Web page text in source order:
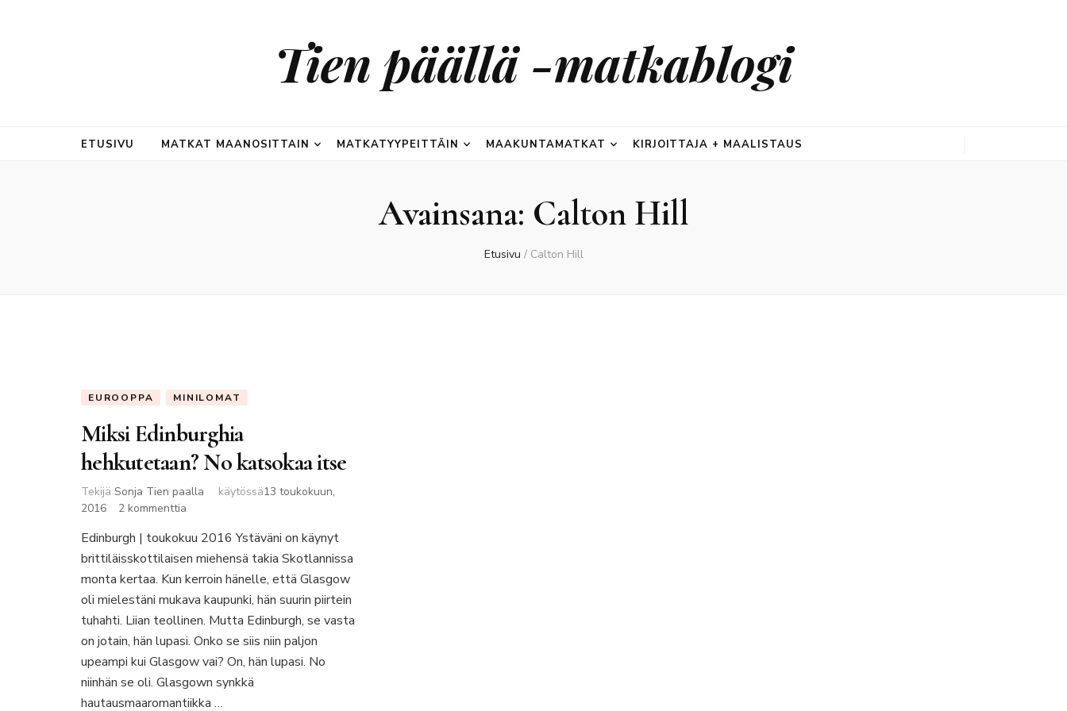
Tien päällä -matkablogi
ETUSIVU MATKAT MAANOSITTAIN MATKATYYPEITTÄIN MAAKUNTAMATKAT KIRJOITTAJA + MAALISTAUS
Avainsana: Calton Hill
Etusivu / Calton Hill
EUROOPPA MINILOMAT
Miksi Edinburghia
hehkutetaan? No katsokaa itse
Tekijä Sonja Tien paalla käytössä13 toukokuun,
2016
2 kommenttia
Edinburghia
hehkutetaan?
No
itse
Edinburgh | toukokuu 2016 Ystäväni on käynyt
brittiläisskottilaisen miehensä takia Skotlannissa
monta kertaa. Kun kerroin hänelle, että Glasgow
oli mielestäni mukava kaupunki, hän suurin piirtein
tuhahti. Liian teollinen. Mutta Edinburgh, se vasta
on jotain, hän lupasi. Onko se siis niin paljon
upeampi kui Glasgow vai? On, hän lupasi. No
niinhän se oli. Glasgown synkkä
hautausmaaromantiikka …